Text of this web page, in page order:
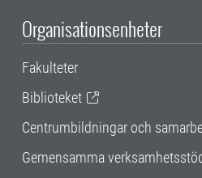
Organisationsenheter
Fakulteter
Biblioteket
Centrumbildningar och
Gemensamma